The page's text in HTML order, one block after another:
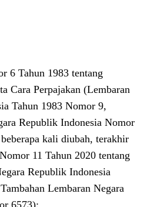
6 Tahun 1983 tentang
Cara Perpajakan (Lembaran
Tahun 1983 Nomor 9,
Republik Indonesia Nomor
kali diubah, terakhir
11 Tahun 2020 tentang
Republik Indonesia
Lembaran Negara
6573);